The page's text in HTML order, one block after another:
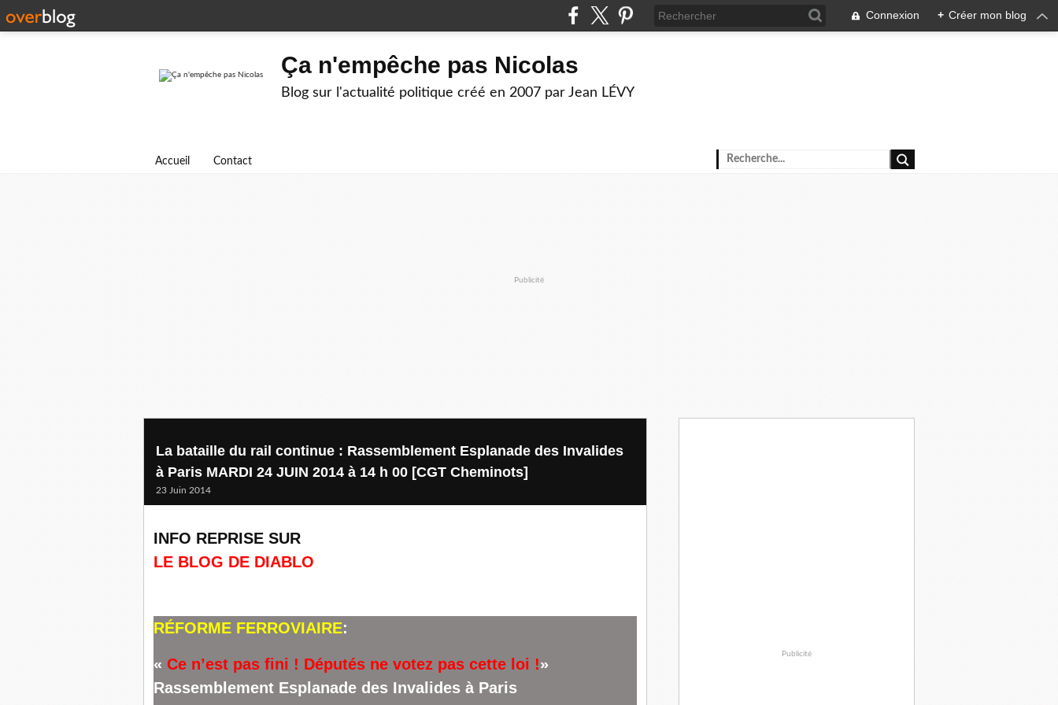
Connexion + Créer mon blog
Ça n'empêche pas Nicolas
Blog sur l'actualité politique créé en 2007 par Jean LÉVY
Accueil Contact
Publicité
La bataille du rail continue : Rassemblement Esplanade des Invalides
à Paris MARDI 24 JUIN 2014 à 14 h 00 [CGT Cheminots]
23 Juin 2014
INFO REPRISE SUR
LE BLOG DE DIABLO
RÉFORME FERROVIAIRE:
« Ce n’est pas fini ! Députés ne votez pas cette loi !»
Rassemblement Esplanade des Invalides à Paris
Publicité